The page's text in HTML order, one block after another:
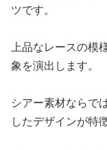
ツです。
上品なレースの模
象を演出します。
シアー素材ならで
したデザインが特